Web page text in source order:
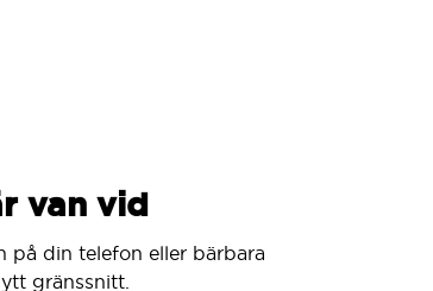
van vid
på din telefon eller bärbara
gränssnitt.